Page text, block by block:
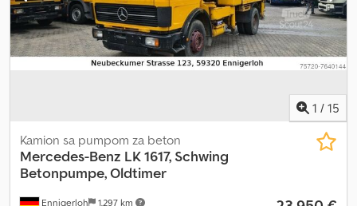
Preklopiva zaštita od podletanja Sunčana zavesa Dodpfxsvk Un So
Aa Iswa Rotaciona svetla Vazduh i struja za prikolicu Težine:
Dozvoljeno opterećenje SDAH: 18.000 kg Dozvoljeno opterećenje
prikolice: 55.000 kg Ukupna dozvoljena masa voza: 68.000 kg
1 / 15
Ennigerloh 1.297 km
Kamion sa pumpom za beton
Mercedes-Benz LK 1617, Schwing
Betonpumpe, Oldtimer